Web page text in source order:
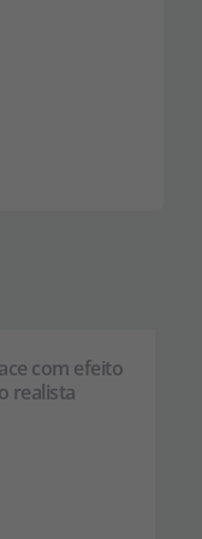
com efeito
realista